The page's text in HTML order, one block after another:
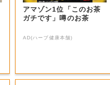
アマゾン1位「このお茶
ガチです」噂のお茶
AD(ハーブ健康本舗)